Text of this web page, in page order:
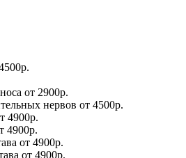
от 2900р.
нервов от 4500р.
4900р.
4900р.
от 4900р.
от 4900р.